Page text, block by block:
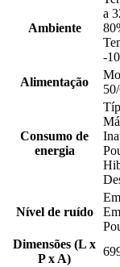
Ambiente
a
-
Alimentação
Consumo de
energia
Nível de ruído
Dimensões (L x
P x A)